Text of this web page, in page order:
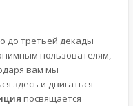
до третьей декады
пользователям,
вам мы
здесь и двигаться
посвящается